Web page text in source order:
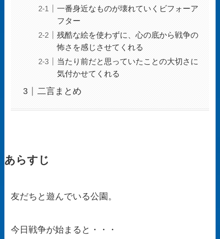
一番身近なものが壊れていくビフォーア
フター
残酷な絵を使わずに、心の底から戦争の
怖さを感じさせてくれる
当たり前だと思っていたことの大切さに
気付かせてくれる
二言まとめ
あらすじ
友だちと遊んでいる公園。
今日戦争が始まると・・・